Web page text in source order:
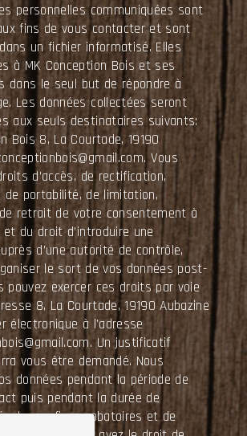
personnelles communiquées sont
fins de vous contacter et sont
un fichier informatisé. Elles
à MK Conception Bois et ses
dans le seul but de répondre à
Les données collectées seront
aux seuls destinataires suivants:
Bois 8, La Courtade, 19190
Vous
d’accès, de rectification,
de portabilité, de limitation,
retrait de votre consentement à
du droit d’introduire une
d’une autorité de contrôle,
le sort de vos données post-
pouvez exercer ces droits par voie
8, La Courtade, 19190 Aubazine
électronique à l'adresse
Un justificatif
vous être demandé. Nous
données pendant la période de
puis pendant la durée de
aux fins probatoires et de